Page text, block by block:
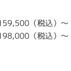
（税込）〜
（税込）〜